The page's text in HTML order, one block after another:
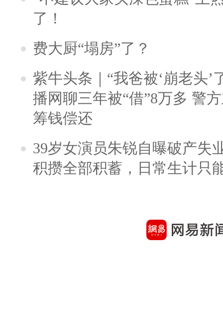
了！
费大厨“塌房”了？
紫牛头条｜“我爸被‘崩老头’
播网聊三年被“借”8万多 警
筹钱偿还
39岁女演员朱锐自曝破产失
积攒全部积蓄，日常生计只